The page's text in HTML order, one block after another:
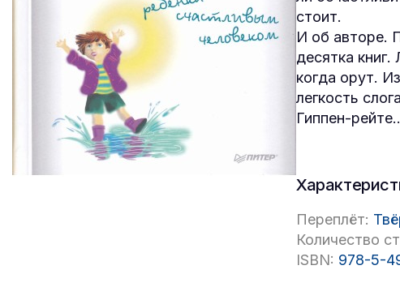
стоит.
И об авторе.
десятка
когда орут.
легкость
Гиппен-рейте
Переплёт:
Количество
ISBN: 978-5-